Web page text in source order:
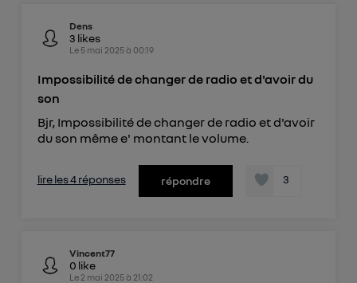
Dens
3 likes
Le 5 mai 2025à 00:19
Impossibilité de changer de radio et d'avoir du
son
Bjr, Impossibilité de changer de radio et d'avoir
du son même e' montant le volume.
lire les 4 réponses répondre 3
Vincent77
0 like
Le 2 mai 2025à 21:02